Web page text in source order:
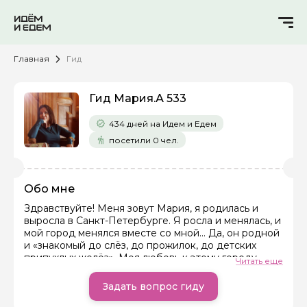
Главная Гид
Гид Мария.А 533
434 дней на Идем и Едем
посетили 0 чел.
Обо мне
Здравствуйте! Меня зовут Мария, я родилась и
выросла в Санкт-Петербурге. Я росла и менялась, и
мой город менялся вместе со мной... Да, он родной
и «знакомый до слёз, до прожилок, до детских
припухлых желёз». Моя любовь к этому городу
заразительна! Я с удовольствием поделюсь с вами
своей страстью и открою для вас все грани его
красоты. Я не просто рассказываю факты, я дарю
Читать еще
Задать вопрос гиду